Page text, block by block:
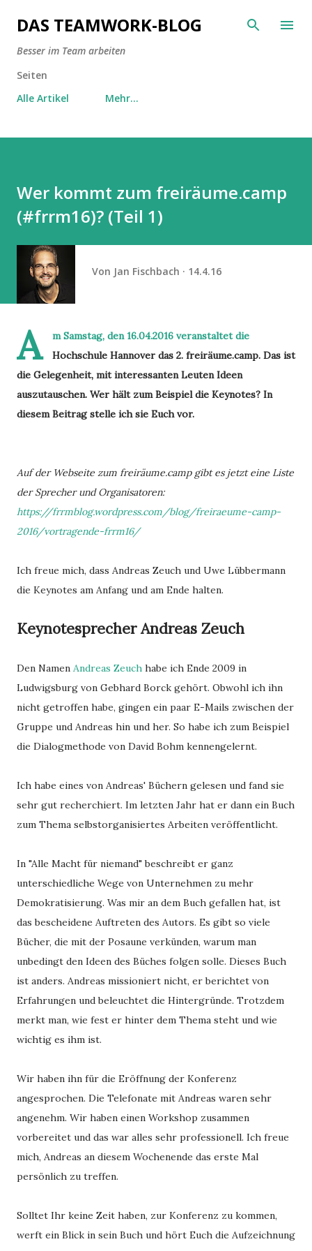
Direkt zum Hauptbereich
DAS TEAMWORK-BLOG
Besser im Team arbeiten
Seiten
Alle Artikel
Mehr…
Wer kommt zum freiräume.camp
(#frrm16)? (Teil 1)
Von Jan Fischbach 14.4.16
A
m Samstag, den 16.04.2016 veranstaltet die
Hochschule Hannover das 2. freiräume.camp. Das ist
die Gelegenheit, mit interessanten Leuten Ideen
auszutauschen. Wer hält zum Beispiel die Keynotes? In
diesem Beitrag stelle ich sie Euch vor.
Auf der Webseite zum freiräume.camp gibt es jetzt eine Liste
der Sprecher und Organisatoren:
https://frrmblog.wordpress.com/blog/freiraeume-camp-
2016/vortragende-frrm16/
Ich freue mich, dass Andreas Zeuch und Uwe Lübbermann
die Keynotes am Anfang und am Ende halten.
Keynotesprecher Andreas Zeuch
Den Namen Andreas Zeuch habe ich Ende 2009 in
Ludwigsburg von Gebhard Borck gehört. Obwohl ich ihn
nicht getroffen habe, gingen ein paar E-Mails zwischen der
Gruppe und Andreas hin und her. So habe ich zum Beispiel
die Dialogmethode von David Bohm kennengelernt.
Ich habe eines von Andreas' Büchern gelesen und fand sie
sehr gut recherchiert. Im letzten Jahr hat er dann ein Buch
zum Thema selbstorganisiertes Arbeiten veröffentlicht.
In "Alle Macht für niemand" beschreibt er ganz
unterschiedliche Wege von Unternehmen zu mehr
Demokratisierung. Was mir an dem Buch gefallen hat, ist
das bescheidene Auftreten des Autors. Es gibt so viele
Bücher, die mit der Posaune verkünden, warum man
unbedingt den Ideen des Büches folgen solle. Dieses Buch
ist anders. Andreas missioniert nicht, er berichtet von
Erfahrungen und beleuchtet die Hintergründe. Trotzdem
merkt man, wie fest er hinter dem Thema steht und wie
wichtig es ihm ist.
Wir haben ihn für die Eröffnung der Konferenz
angesprochen. Die Telefonate mit Andreas waren sehr
angenehm. Wir haben einen Workshop zusammen
vorbereitet und das war alles sehr professionell. Ich freue
mich, Andreas an diesem Wochenende das erste Mal
persönlich zu treffen.
Solltet Ihr keine Zeit haben, zur Konferenz zu kommen,
werft ein Blick in sein Buch und hört Euch die Aufzeichnung